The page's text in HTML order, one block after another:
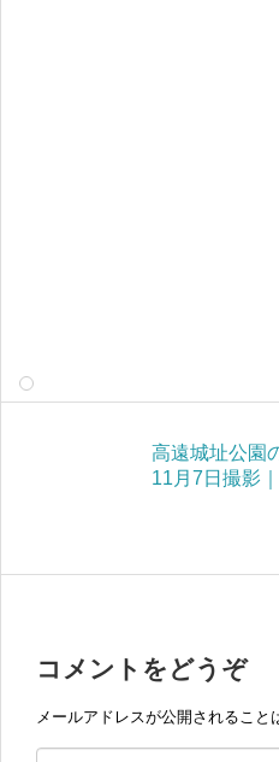
高遠城址公園
11月7日撮影
コメントをどうぞ
メールアドレスが公開されること